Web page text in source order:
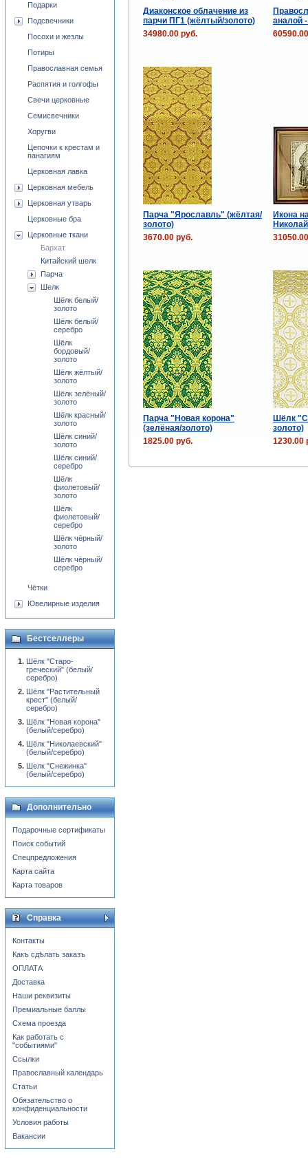
Диаконское облачение из
парчи ПГ1 (жёлтый/золото)
аналой
34980.00 руб.
Парча "Ярославль" (жёлтая/
золото)
Икона
3670.00 руб.
Парча "Новая корона"
(зелёная/золото)
Шёлк
золото)
1825.00 руб.
1230.00
Подарки
Подсвечники
Посохи и жезлы
Потиры
Православная семья
Распятия и голгофы
Свечи церковные
Семисвечники
Хоругви
Цепочки к крестам и
панагиям
Церковная лавка
Церковная мебель
Церковная утварь
Церковные бра
Церковные ткани
Бархат
Китайский шелк
Парча
Шелк
Шёлк белый/
золото
Шёлк белый/
серебро
Шёлк
бордовый/
золото
Шёлк жёлтый/
золото
Шёлк зелёный/
золото
Шёлк красный/
золото
Шёлк синий/
золото
Шёлк синий/
серебро
Шёлк
фиолетовый/
золото
Шёлк
фиолетовый/
серебро
Шёлк чёрный/
золото
Шёлк чёрный/
серебро
Чётки
Ювелирные изделия
Бестселлеры
Шёлк "Старо-
греческий" (белый/
серебро)
Шёлк "Растительный
крест" (белый/
серебро)
Шёлк "Новая корона"
(белый/серебро)
Шёлк "Николаевский"
(белый/серебро)
Шелк "Снежинка"
(белый/серебро)
Дополнительно
Подарочные сертификаты
Поиск событий
Спецпредложения
Карта сайта
Карта товаров
Справка
Контакты
Какъ сдѣлать заказъ
ОПЛАТА
Доставка
Наши реквизиты
Премиальные баллы
Схема проезда
Как работать с
"событиями"
Ссылки
Православный календарь
Статьи
Обязательство о
конфиденциальности
Условия работы
Вакансии